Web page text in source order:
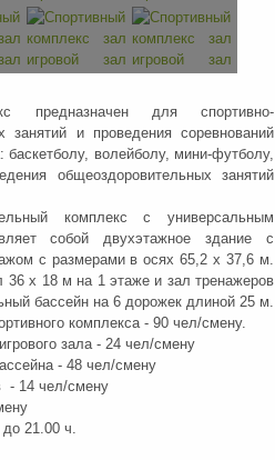
предназначен для спортивно-
занятий и проведения соревнований
волейболу, мини-футболу,
общеоздоровительных занятий
комплекс с универсальным
собой двухэтажное здание с
с размерами в осях 65,2 х 37,6 м.
х 18 м на 1 этаже и зал тренажеров
бассейн на 6 дорожек длиной 25 м.
комплекса - 90 чел/смену.
зала - 24 чел/смену
- 48 чел/смену
- 14 чел/смену
21.00 ч.